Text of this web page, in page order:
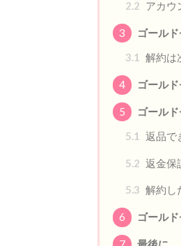
2.2 アカウ
3
ゴール
3.1
解約は
4 ゴール
5
ゴール
5.1
返品で
5.2 返金保
5.3 解約し
6 ゴール